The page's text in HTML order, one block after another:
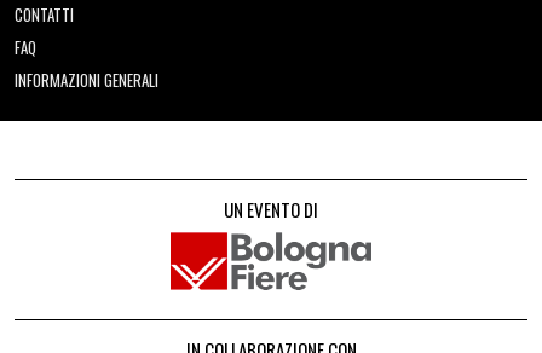
CONTATTI
FAQ
INFORMAZIONI GENERALI
UN EVENTO DI